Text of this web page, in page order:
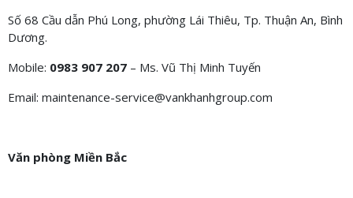
Số 68 Cầu dẫn Phú Long, phường Lái Thiêu, Tp. Thuận An, Bình
Dương.
Mobile: 0983 907 207 – Ms. Vũ Thị Minh Tuyến
Email: maintenance-service@vankhanhgroup.com
Văn phòng Miền Bắc